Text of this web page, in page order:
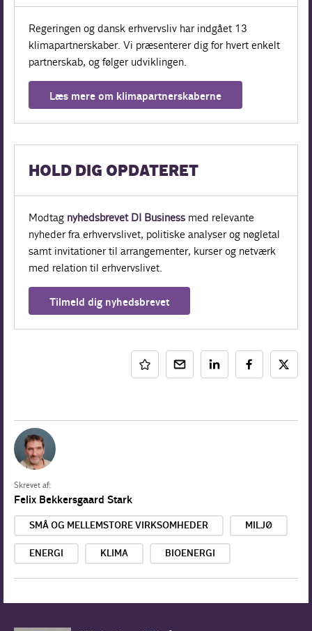
Regeringen og dansk erhvervsliv har indgået 13
klimapartnerskaber. Vi præsenterer dig for hvert enkelt
partnerskab, og følger udviklingen.
Læs mere om klimapartnerskaberne
HOLD DIG OPDATERET
Modtag nyhedsbrevet DI Business med relevante
nyheder fra erhvervslivet, politiske analyser og nøgletal
samt invitationer til arrangementer, kurser og netværk
med relation til erhvervslivet.
Tilmeld dig nyhedsbrevet
Skrevet af:
Felix Bekkersgaard Stark
SMÅ OG MELLEMSTORE VIRKSOMHEDER MILJØ
ENERGI KLIMA BIOENERGI